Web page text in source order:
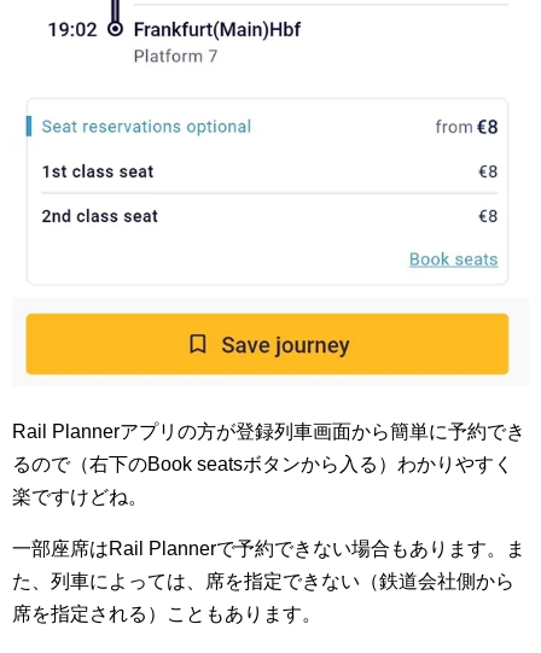
Rail Plannerアプリの方が登録列車画面から簡単に予約でき
るので（右下のBook seatsボタンから入る）わかりやすく
楽ですけどね。
一部座席はRail Plannerで予約できない場合もあります。ま
た、列車によっては、席を指定できない（鉄道会社側から
席を指定される）こともあります。